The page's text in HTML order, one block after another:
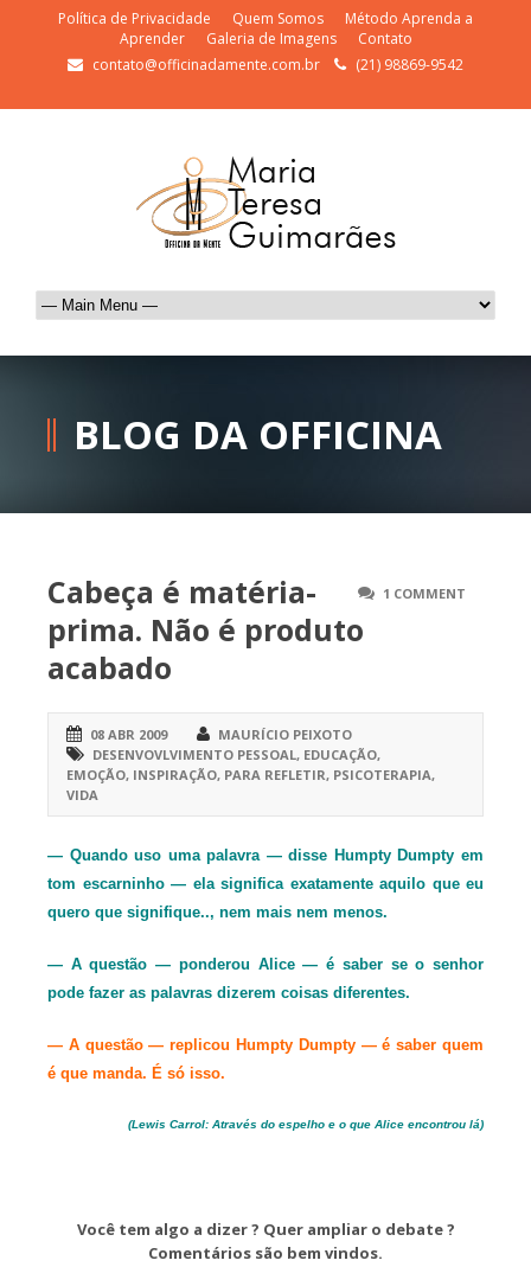
Política de Privacidade Quem Somos
Método Aprenda a
Aprender
Galeria de Imagens
Contato
contato@officinadamente.com.br
(21) 98869-9542
BLOG DA OFFICINA
1 COMMENT
Cabeça é matéria-
prima. Não é produto
acabado
08 ABR 2009
MAURÍCIO PEIXOTO
DESENVOVLVIMENTO PESSOAL, EDUCAÇÃO,
EMOÇÃO, INSPIRAÇÃO, PARA REFLETIR, PSICOTERAPIA,
VIDA
— Quando uso uma palavra — disse Humpty Dumpty em
tom escarninho — ela significa exatamente aquilo que eu
quero que signifique.., nem mais nem menos.
— A questão — ponderou Alice — é saber se o senhor
pode fazer as palavras dizerem coisas diferentes.
— A questão — replicou Humpty Dumpty — é saber quem
é que manda. É só isso.
(Lewis Carrol: Através do espelho e o que Alice encontrou lá)
Você tem algo a dizer ? Quer ampliar o debate ?
Comentários são bem vindos.